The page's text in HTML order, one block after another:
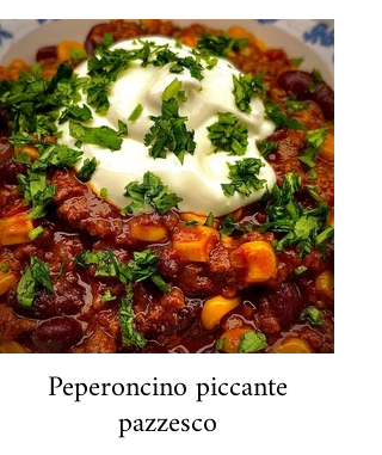
peperoncino. La deliziosa tartare di
manzo biologico si scioglie in bocca.
Leggermente piccante e con un pizzico di
cognac e di erbe pregiate, lo servo con
pane a lievitazione naturale tostato.
a porzione 25€
Peperoncino piccante
pazzesco